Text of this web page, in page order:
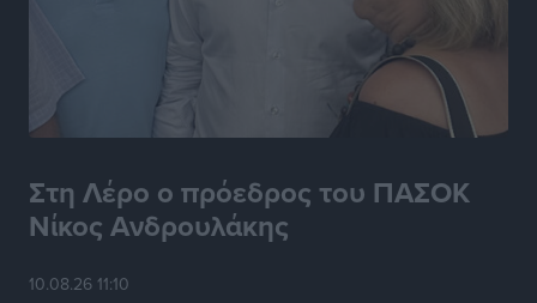
Στη Λέρο ο πρόεδρος του ΠΑΣΟΚ
Νίκος Ανδρουλάκης
10.08.26 11:10